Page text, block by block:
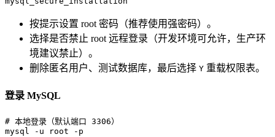
按提示设置 root 密码（推荐使用强密码）。
选择是否禁止 root 远程登录（开发环境可允许，生产环
境建议禁止）。
删除匿名用户、测试数据库，最后选择 Y 重载权限表。
登录 MySQL
# 本地登录（默认端口 3306）